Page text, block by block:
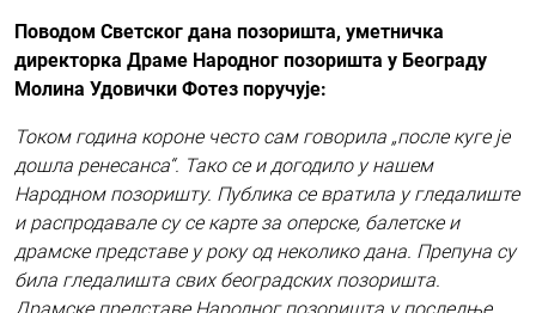
Поводом Светског дана позоришта, уметничка
директорка Драме Народног позоришта у Београду
Молина Удовички Фотез поручује:
Током година короне често сам говорила „после куге је
дошла ренесанса“. Тако се и догодило у нашем
Народном позоришту. Публика се вратила у гледалиште
и распродавале су се карте за оперске, балетске и
драмске представе у року од неколико дана. Препуна су
била гледалишта свих београдских позоришта.
Драмске представе Народног позоришта у последње